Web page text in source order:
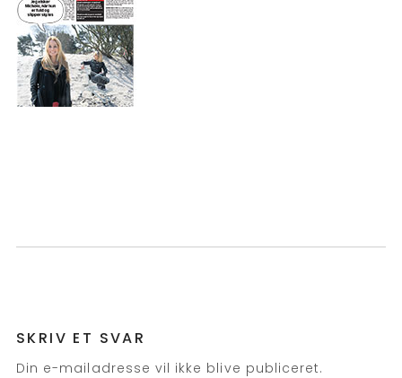
SKRIV ET SVAR
Din e-mailadresse vil ikke blive publiceret.